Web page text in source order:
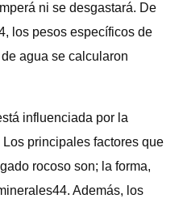
ni se desgastará. De
los pesos específicos de
agua se calcularon
influenciada por la
principales factores que
rocoso son; la forma,
Además, los